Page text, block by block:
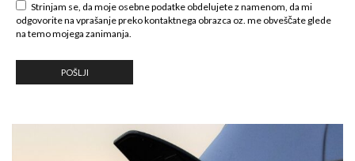
Strinjam se, da moje osebne podatke obdelujete z namenom, da mi
odgovorite na vprašanje preko kontaktnega obrazca oz. me obveščate glede
na temo mojega zanimanja.